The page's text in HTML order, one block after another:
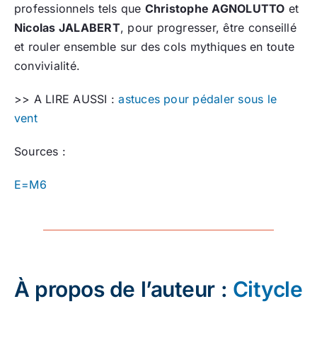
professionnels tels que Christophe AGNOLUTTO et
Nicolas JALABERT, pour progresser, être conseillé
et rouler ensemble sur des cols mythiques en toute
convivialité.
>> A LIRE AUSSI :astuces pour pédaler sous le
vent
Sources :
E=M6
À propos de l’auteur : Citycle